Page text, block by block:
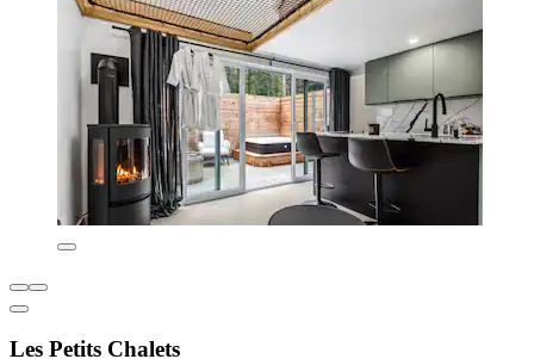
Les Petits Chalets